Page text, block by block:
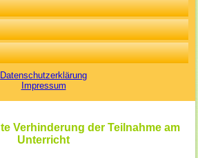
Datenschutzerklärung
Impressum
Verhinderung der Teilnahme am
Unterricht